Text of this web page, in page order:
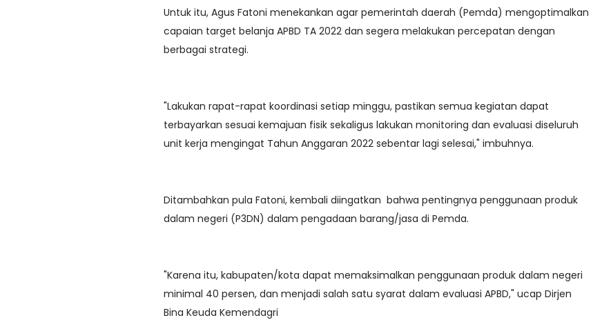
Untuk itu, Agus Fatoni menekankan agar pemerintah daerah (Pemda) mengoptimalkan
capaian target belanja APBD TA 2022 dan segera melakukan percepatan dengan
berbagai strategi.
"Lakukan rapat-rapat koordinasi setiap minggu, pastikan semua kegiatan dapat
terbayarkan sesuai kemajuan fisik sekaligus lakukan monitoring dan evaluasi diseluruh
unit kerja mengingat Tahun Anggaran 2022 sebentar lagi selesai," imbuhnya.
Ditambahkan pula Fatoni, kembali diingatkan bahwa pentingnya penggunaan produk
dalam negeri (P3DN) dalam pengadaan barang/jasa di Pemda.
"Karena itu, kabupaten/kota dapat memaksimalkan penggunaan produk dalam negeri
minimal 40 persen, dan menjadi salah satu syarat dalam evaluasi APBD," ucap Dirjen
Bina Keuda Kemendagri